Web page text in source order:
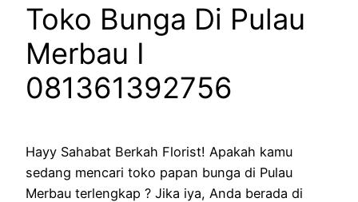
Toko Bunga Di Pulau
Merbau I
081361392756
Hayy Sahabat Berkah Florist! Apakah kamu
sedang mencari toko papan bunga di Pulau
Merbau terlengkap ? Jika iya, Anda berada di